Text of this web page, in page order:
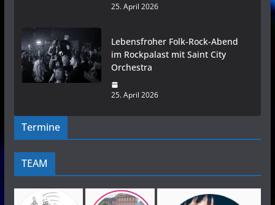
25. April 2026
Lebensfroher Folk-Rock-Abend
im Rockpalast mit Saint City
Orchestra
25. April 2026
Termine
TEAM